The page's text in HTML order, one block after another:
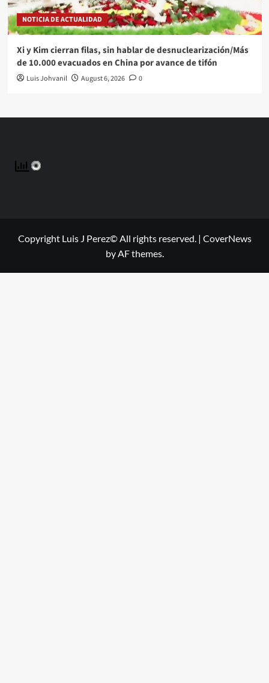
NOTICIA DE ACTUALIDAD
Xi y Kim cierran filas, sin hablar de desnuclearización/Más
de 10.000 evacuados en China por avance de tifón
Luis Johvanil August 6, 2026 0
Copyright Luis J Perez© All rights reserved. | CoverNews
by AF themes.